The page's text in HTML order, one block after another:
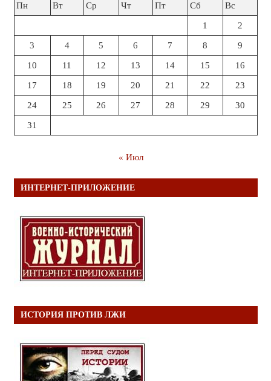
Пн
Вт Ср Чт Пт Сб Вс
1 2
3 4 5 6 7 8 9
10 11 12 13 14 15 16
17 18 19 20 21 22 23
24 25 26 27 28 29 30
31
« Июл
ИНТЕРНЕТ-ПРИЛОЖЕНИЕ
ИСТОРИЯ ПРОТИВ ЛЖИ